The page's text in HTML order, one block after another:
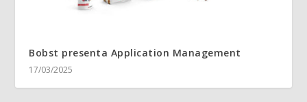
Bobst presenta Application Management
17/03/2025